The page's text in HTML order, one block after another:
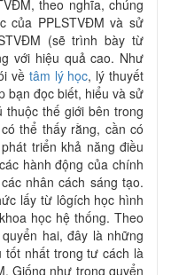
theo nghĩa, chúng
của PPLSTVĐM và sử
(sẽ trình bày từ
với hiệu quả cao. Như
về tâm lý học, lý thuyết
bạn đọc biết, hiểu và sử
thế giới bên trong
thể thấy rằng, cần có
triển khả năng điều
hành động của chính
nhân cách sáng tạo.
lấy từ lôgích học hình
học hệ thống. Theo
hai, đây là những
tốt nhất trong tư cách là
Giống như trong quyển